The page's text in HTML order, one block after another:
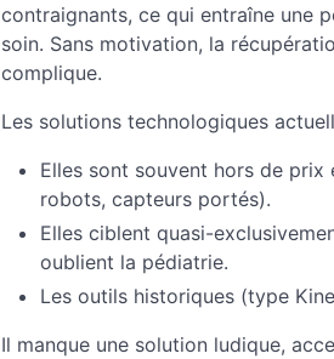
contraignants, ce qui entraîne une
soin. Sans motivation, la
complique.
Les solutions technologiques
Elles sont souvent hors de
robots, capteurs portés).
Elles ciblent quasi-
oublient la pédiatrie.
Les outils historiques (type
Il manque une solution ludique,